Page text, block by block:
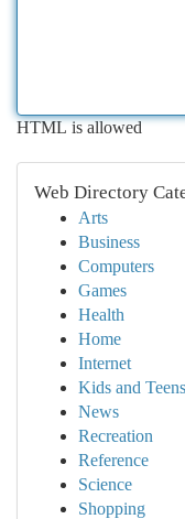
HTML is allowed
Web Directory
Arts
Business
Computers
Games
Health
Home
Internet
Kids and Teens
News
Recreation
Reference
Science
Shopping